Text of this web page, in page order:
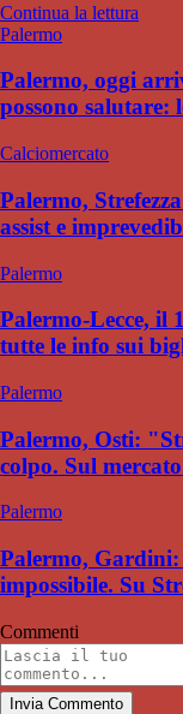
Continua la lettura
Palermo
Palermo, oggi
possono salutare:
Calciomercato
Palermo,
assist e
Palermo
Palermo-Lecce, il
tutte le info sui
Palermo
Palermo, Osti:
colpo. Sul
Palermo
Palermo,
impossibile. Su
Commenti
Invia Commento